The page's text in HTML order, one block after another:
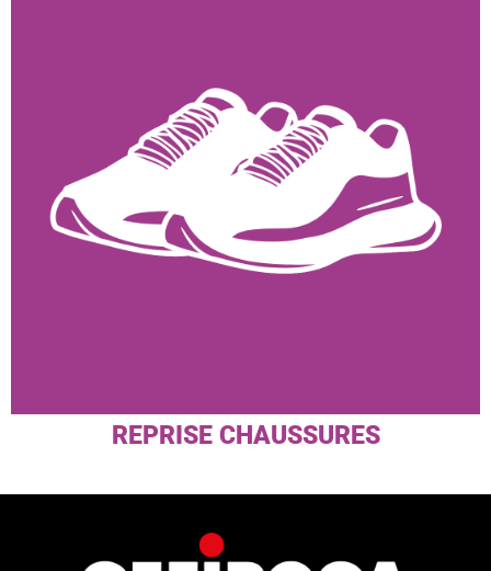
REPRISE CHAUSSURES